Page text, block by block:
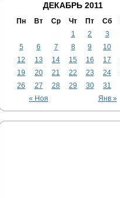
ДЕКАБРЬ 2011
Пн Вт Ср Чт Пт Сб
« Ноя Янв »
1 2 3
5
6 7 8 9 10
12
13 14 15 16 17
19
20 21 22 23 24
26
27 28 29 30 31